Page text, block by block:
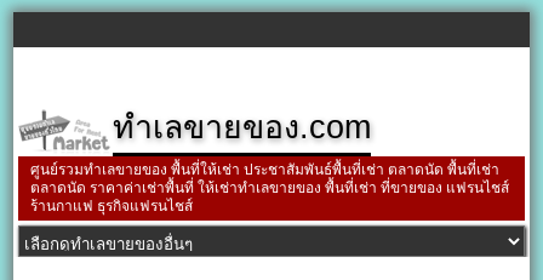
ทำเลขายของ.com
ศูนย์รวมทำเลขายของ พื้นที่ให้เช่า ประชาสัมพันธ์พื้นที่เช่า ตลาดนัด พื้นที่เช่า
ตลาดนัด ราคาค่าเช่าพื้นที่ ให้เช่าทำเลขายของ พื้นที่เช่า ที่ขายของ แฟรนไชส์
ร้านกาแฟ ธุรกิจแฟรนไชส์